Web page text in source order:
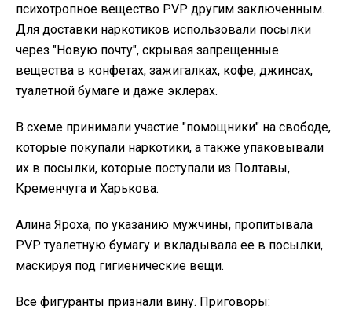
психотропное вещество PVP другим заключенным.
Для доставки наркотиков использовали посылки
через "Новую почту", скрывая запрещенные
вещества в конфетах, зажигалках, кофе, джинсах,
туалетной бумаге и даже эклерах.
В схеме принимали участие "помощники" на свободе,
которые покупали наркотики, а также упаковывали
их в посылки, которые поступали из Полтавы,
Кременчуга и Харькова.
Алина Яроха, по указанию мужчины, пропитывала
PVP туалетную бумагу и вкладывала ее в посылки,
маскируя под гигиенические вещи.
Все фигуранты признали вину. Приговоры: